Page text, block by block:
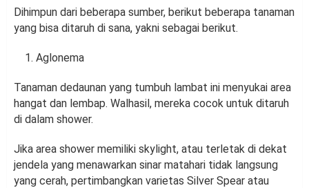
Dihimpun dari beberapa sumber, berikut beberapa tanaman
yang bisa ditaruh di sana, yakni sebagai berikut.
Aglonema
Tanaman dedaunan yang tumbuh lambat ini menyukai area
hangat dan lembap. Walhasil, mereka cocok untuk ditaruh
di dalam shower.
Jika area shower memiliki skylight, atau terletak di dekat
jendela yang menawarkan sinar matahari tidak langsung
yang cerah, pertimbangkan varietas Silver Spear atau